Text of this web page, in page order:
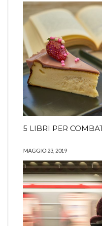
5 LIBRI PER
MAGGIO 23, 2019